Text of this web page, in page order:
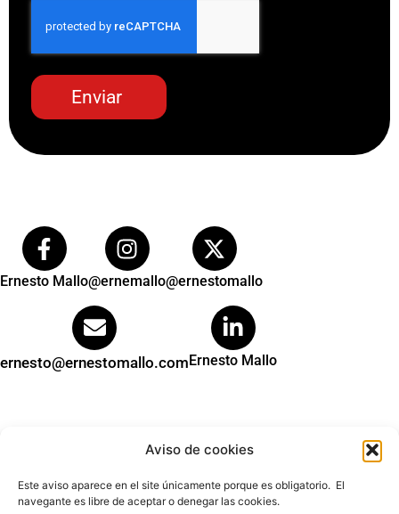
Aviso de cookies
Este aviso aparece en el site únicamente porque es obligatorio. El
navegante es libre de aceptar o denegar las cookies.
Enviar
Ernesto Mallo@ernemallo@ernestomallo
ernesto@ernestomallo.comErnesto Mallo